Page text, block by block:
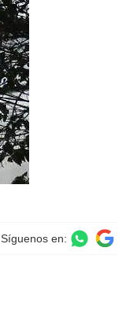
Síguenos en: